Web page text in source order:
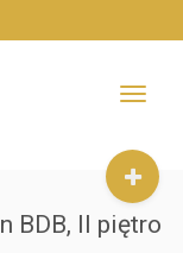
Toggle
BDB, II piętro